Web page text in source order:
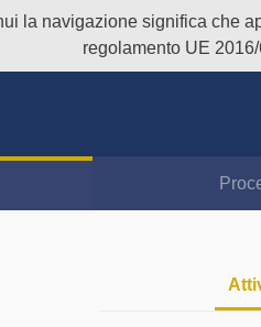
la navigazione significa che
regolamento UE